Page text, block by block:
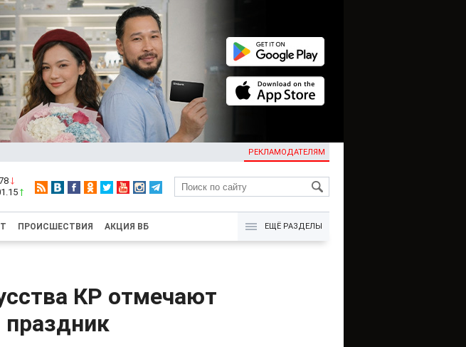
РЕКЛАМОДАТЕЛЯМ
KG
ПРОИСШЕСТВИЯ АКЦИЯ ВБ ЕЩЁ РАЗДЕЛЫ
КР отмечают